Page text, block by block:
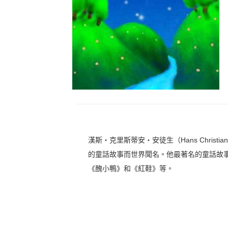
漢斯‧克里斯蒂安‧安徒生（Hans
的童話故事而世界聞名。他最著名的童話
《醜小鴨》和《紅鞋》等。